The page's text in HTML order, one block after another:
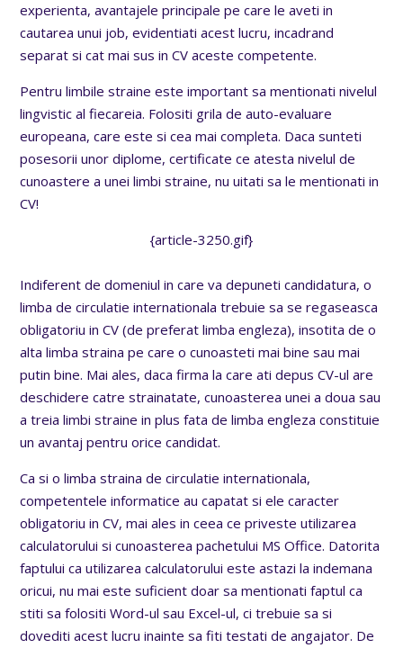
experienta, avantajele principale pe care le aveti in
cautarea unui job, evidentiati acest lucru, incadrand
separat si cat mai sus in CV aceste competente.
Pentru limbile straine este important sa mentionati nivelul
lingvistic al fiecareia. Folositi grila de auto-evaluare
europeana, care este si cea mai completa. Daca sunteti
posesorii unor diplome, certificate ce atesta nivelul de
cunoastere a unei limbi straine, nu uitati sa le mentionati in
CV!
{article-3250.gif}
Indiferent de domeniul in care va depuneti candidatura, o
limba de circulatie internationala trebuie sa se regaseasca
obligatoriu in CV (de preferat limba engleza), insotita de o
alta limba straina pe care o cunoasteti mai bine sau mai
putin bine. Mai ales, daca firma la care ati depus CV-ul are
deschidere catre strainatate, cunoasterea unei a doua sau
a treia limbi straine in plus fata de limba engleza constituie
un avantaj pentru orice candidat.
Ca si o limba straina de circulatie internationala,
competentele informatice au capatat si ele caracter
obligatoriu in CV, mai ales in ceea ce priveste utilizarea
calculatorului si cunoasterea pachetului MS Office. Datorita
faptului ca utilizarea calculatorului este astazi la indemana
oricui, nu mai este suficient doar sa mentionati faptul ca
stiti sa folositi Word-ul sau Excel-ul, ci trebuie sa si
dovediti acest lucru inainte sa fiti testati de angajator. De